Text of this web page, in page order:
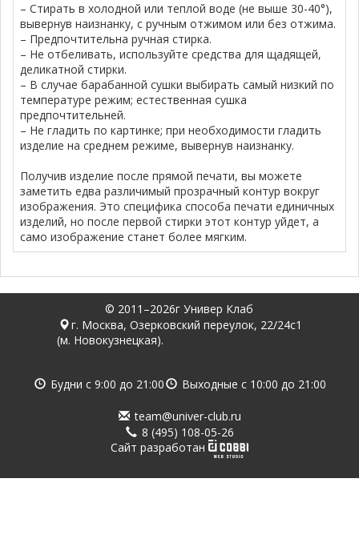
– Стирать в холодной или теплой воде (не выше 30-40°),
вывернув наизнанку, с ручным отжимом или без отжима.
– Предпочтительна ручная стирка.
– Не отбеливать, используйте средства для щадящей,
деликатной стирки.
– В случае барабанной сушки выбирать самый низкий по
температуре режим; естественная сушка
предпочтительней.
– Не гладить по картинке; при необходимости гладить
изделие на среднем режиме, вывернув наизнанку.
Получив изделие после прямой печати, вы можете
заметить едва различимый прозрачный контур вокруг
изображения. Это специфика способа печати единичных
изделий, но после первой стирки этот контур уйдет, а
само изображение станет более мягким.
© 2011–2026г Универ Клаб
г. Москва, Озерковский переулок, 22/24с1
(м. Новокузнецкая).
Будни с 9:00 до 21:00 Выходные с 10:00 до 21:00
team@univer-club.ru
8 (495) 108-05-26
Cайт разработан